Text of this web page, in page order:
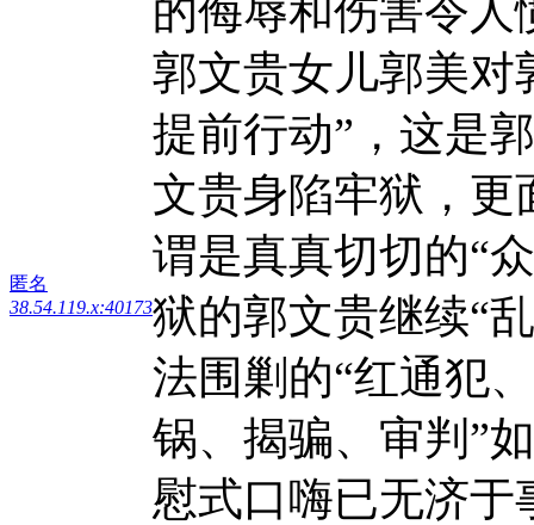
匿名
38.54.119.x:40173
的侮辱和伤害令人
郭文贵女儿郭美对
提前行动”，这是
文贵身陷牢狱，更
谓是真真切切的“
狱的郭文贵继续“
法围剿的“红通犯
锅、揭骗、审判”
慰式口嗨已无济于